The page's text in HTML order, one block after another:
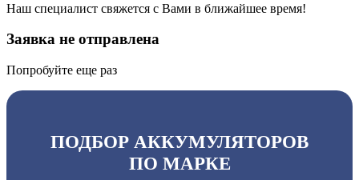
Наш специалист свяжется с Вами в ближайшее время!
Заявка не отправлена
Попробуйте еще раз
ПОДБОР АККУМУЛЯТОРОВ
ПО МАРКЕ